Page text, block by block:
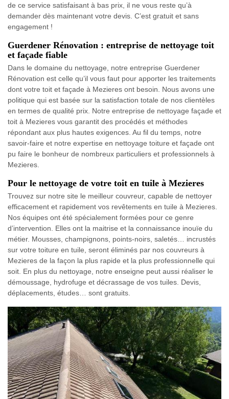
de ce service satisfaisant à bas prix, il ne vous reste qu’à
demander dès maintenant votre devis. C’est gratuit et sans
engagement !
Guerdener Rénovation : entreprise de nettoyage toit
et façade fiable
Dans le domaine du nettoyage, notre entreprise Guerdener
Rénovation est celle qu’il vous faut pour apporter les traitements
dont votre toit et façade à Mezieres ont besoin. Nous avons une
politique qui est basée sur la satisfaction totale de nos clientèles
en termes de qualité prix. Notre entreprise de nettoyage façade et
toit à Mezieres vous garantit des procédés et méthodes
répondant aux plus hautes exigences. Au fil du temps, notre
savoir-faire et notre expertise en nettoyage toiture et façade ont
pu faire le bonheur de nombreux particuliers et professionnels à
Mezieres.
Pour le nettoyage de votre toit en tuile à Mezieres
Trouvez sur notre site le meilleur couvreur, capable de nettoyer
efficacement et rapidement vos revêtements en tuile à Mezieres.
Nos équipes ont été spécialement formées pour ce genre
d’intervention. Elles ont la maitrise et la connaissance inouïe du
métier. Mousses, champignons, points-noirs, saletés… incrustés
sur votre toiture en tuile, seront éliminés par nos couvreurs à
Mezieres de la façon la plus rapide et la plus professionnelle qui
soit. En plus du nettoyage, notre enseigne peut aussi réaliser le
démoussage, hydrofuge et décrassage de vos tuiles. Devis,
déplacements, études… sont gratuits.